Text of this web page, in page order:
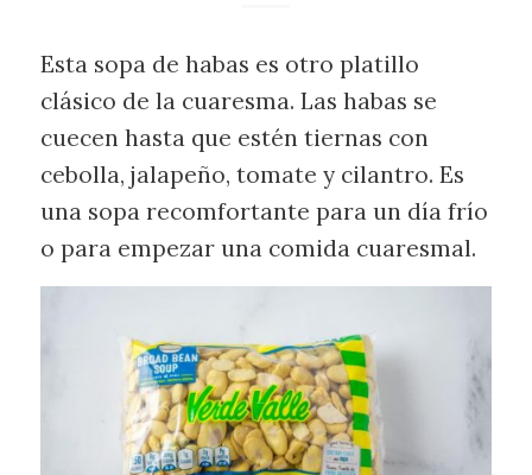
Esta sopa de habas es otro platillo
clásico de la cuaresma. Las habas se
cuecen hasta que estén tiernas con
cebolla, jalapeño, tomate y cilantro. Es
una sopa recomfortante para un día frío
o para empezar una comida cuaresmal.